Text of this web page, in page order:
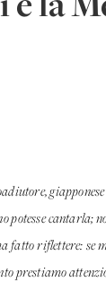
cantarla;
riflettere: se
prestiamo